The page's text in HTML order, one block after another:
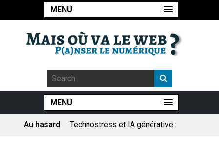
MENU
MENU
Au hasard
Technostress et IA générative :